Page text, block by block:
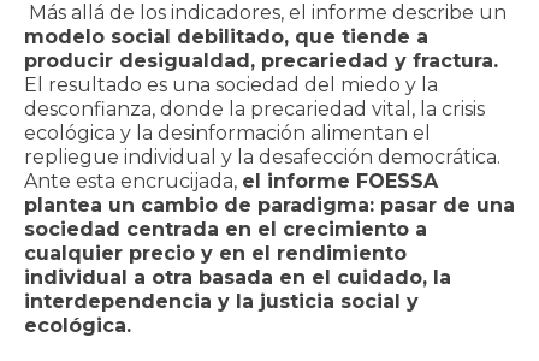
Más allá de los indicadores, el informe describe un
modelo social debilitado, que tiende a
producir desigualdad, precariedad y fractura.
El resultado es una sociedad del miedo y la
desconfianza, donde la precariedad vital, la crisis
ecológica y la desinformación alimentan el
repliegue individual y la desafección democrática.
Ante esta encrucijada, el informe FOESSA
plantea un cambio de paradigma: pasar de una
sociedad centrada en el crecimiento a
cualquier precio y en el rendimiento
individual a otra basada en el cuidado, la
interdependencia y la justicia social y
ecológica.